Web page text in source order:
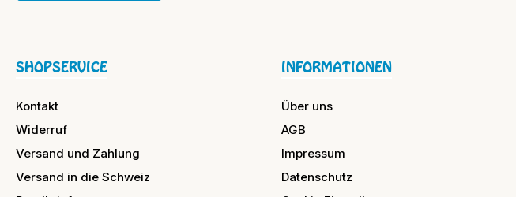
SHOPSERVICE
Kontakt
Widerruf
Versand und Zahlung
Versand in die Schweiz
INFORMATIONEN
Über uns
AGB
Impressum
Datenschutz